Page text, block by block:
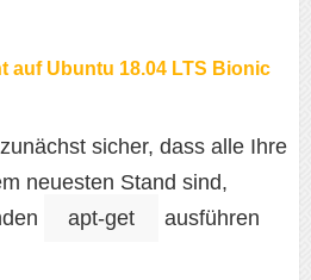
auf Ubuntu 18.04 LTS Bionic
sicher, dass alle Ihre
neuesten Stand sind,
apt-get
ausführen